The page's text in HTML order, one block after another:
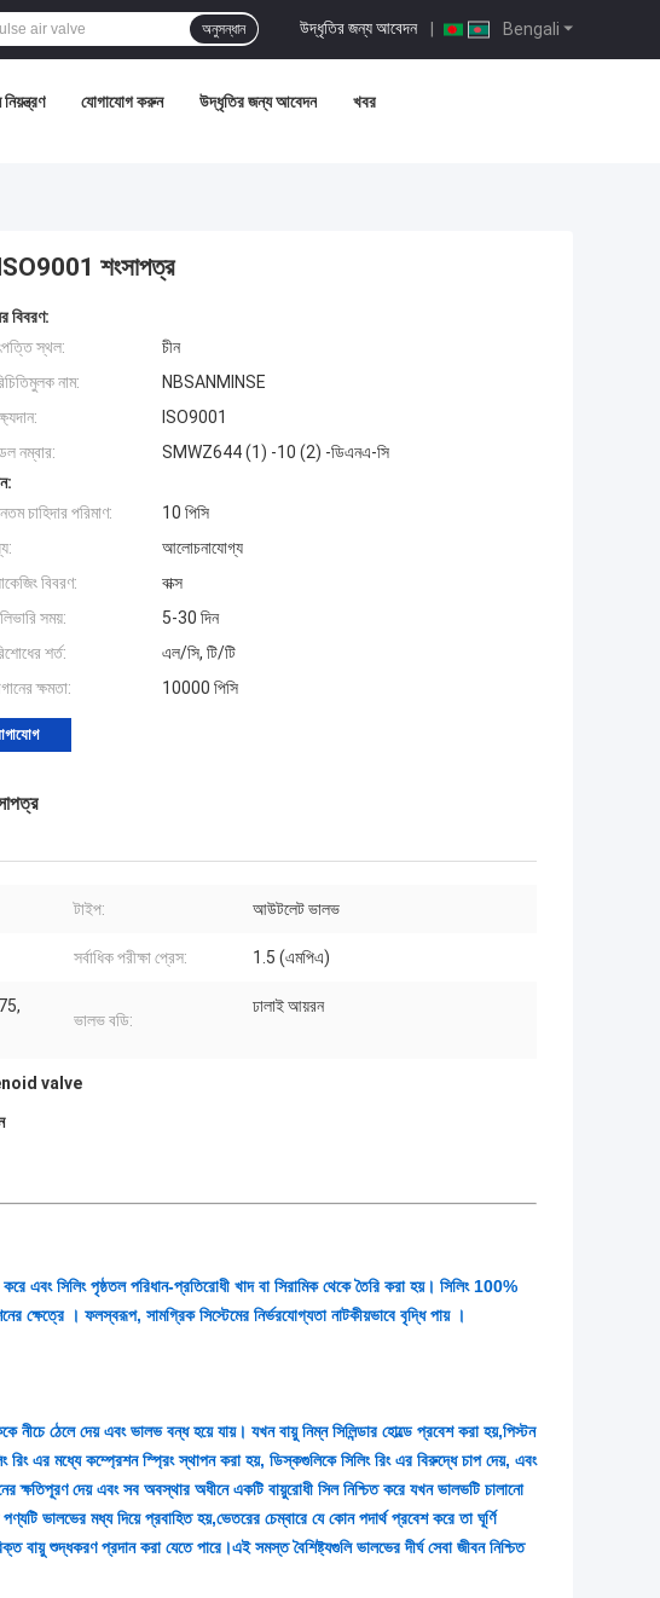
Bengali
উদ্ধৃতির জন্য আবেদন |
অনুসন্ধান
নিয়ন্ত্রণ যোগাযোগ করুন উদ্ধৃতির জন্য আবেদন খবর
শংসাপত্র
বিবরণ:
স্থল:
চীন
নাম:
NBSANMINSE
ISO9001
নম্বার:
SMWZ644 (1) -10 (2) -ডিএনএ-সি
চাহিদার পরিমাণ:
10 পিসি
আলোচনাযোগ্য
বিবরণ:
বাক্স
সময়:
5-30 দিন
শর্ত:
এল/সি, টি/টি
ক্ষমতা:
10000 পিসি
টাইপ: আউটলেট ভালভ
সর্বাধিক পরীক্ষা প্রেস: 1.5 (এমপিএ)
ভালভ বডি:
ঢালাই আয়রন
valve
সিলিং পৃষ্ঠতল পরিধান-প্রতিরোধী খাদ বা সিরামিক থেকে তৈরি করা হয়। সিলিং 100%
ক্ষেত্রে । ফলস্বরূপ, সামগ্রিক সিস্টেমের নির্ভরযোগ্যতা নাটকীয়ভাবে বৃদ্ধি পায় ।
ঠেলে দেয় এবং ভালভ বন্ধ হয়ে যায়। যখন বায়ু নিম্ন সিলিন্ডার হোল্ডে প্রবেশ করা হয়,পিস্টন
এর মধ্যে কম্প্রেশন স্প্রিং স্থাপন করা হয়, ডিস্কগুলিকে সিলিং রিং এর বিরুদ্ধে চাপ দেয়, এবং
দেয় এবং সব অবস্থার অধীনে একটি বায়ুরোধী সিল নিশ্চিত করে যখন ভালভটি চালানো
ভালভের মধ্য দিয়ে প্রবাহিত হয়,ভেতরের চেম্বারে যে কোন পদার্থ প্রবেশ করে তা ঘূর্ণি
শুদ্ধকরণ প্রদান করা যেতে পারে।এই সমস্ত বৈশিষ্ট্যগুলি ভালভের দীর্ঘ সেবা জীবন নিশ্চিত